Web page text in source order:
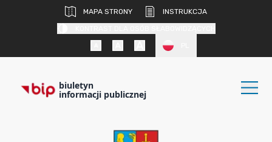
MAPA STRONY
INSTRUKCJA
biuletyn
informacji publicznej